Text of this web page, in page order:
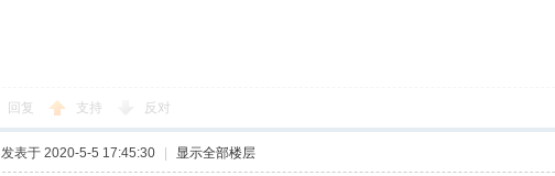
回复 支持 反对
发表于 2020-5-5 17:45:30 显示全部楼层